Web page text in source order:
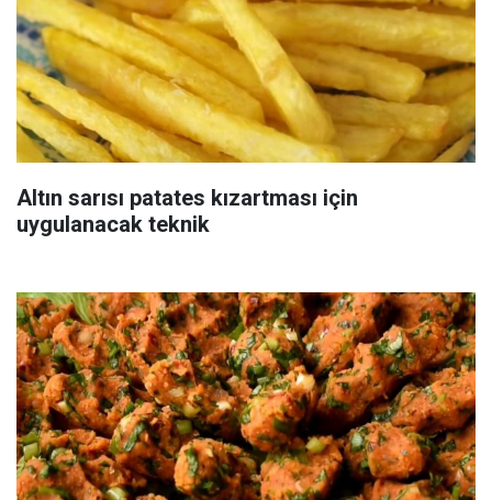
Altın sarısı patates kızartması için
uygulanacak teknik